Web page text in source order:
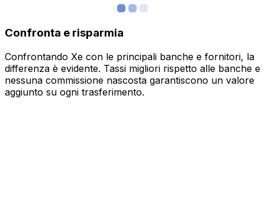
Confronta e risparmia
Confrontando Xe con le principali banche e fornitori, la
differenza è evidente. Tassi migliori rispetto alle banche e
nessuna commissione nascosta garantiscono un valore
aggiunto su ogni trasferimento.